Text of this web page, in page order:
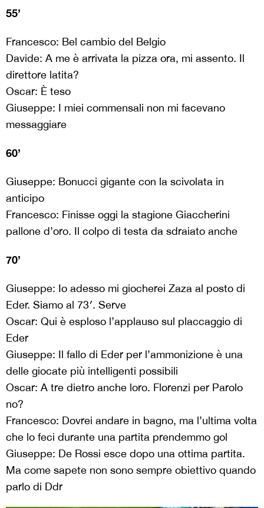
55’
Francesco: Bel cambio del Belgio
Davide: A me è arrivata la pizza ora, mi assento. Il
direttore latita?
Oscar: È teso
Giuseppe: I miei commensali non mi facevano
messaggiare
60’
Giuseppe: Bonucci gigante con la scivolata in
anticipo
Francesco: Finisse oggi la stagione Giaccherini
pallone d’oro. Il colpo di testa da sdraiato anche
70’
Giuseppe: Io adesso mi giocherei Zaza al posto di
Eder. Siamo al 73′. Serve
Oscar: Qui è esploso l’applauso sul placcaggio di
Eder
Giuseppe: Il fallo di Eder per l’ammonizione è una
delle giocate più intelligenti possibili
Oscar: A tre dietro anche loro. Florenzi per Parolo
no?
Francesco: Dovrei andare in bagno, ma l’ultima volta
che lo feci durante una partita prendemmo gol
Giuseppe: De Rossi esce dopo una ottima partita.
Ma come sapete non sono sempre obiettivo quando
parlo di Ddr